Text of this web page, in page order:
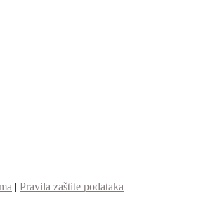
| Pravila zaštite podataka